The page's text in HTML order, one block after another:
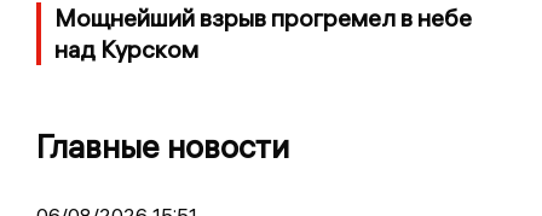
Мощнейший взрыв прогремел в небе
над Курском
Главные новости